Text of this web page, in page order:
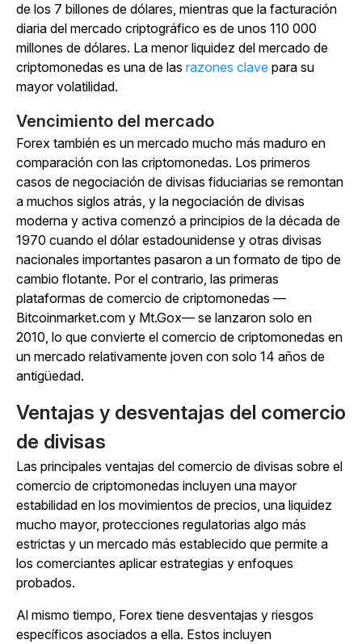
de los 7 billones de dólares, mientras que la facturación
diaria del mercado criptográfico es de unos 110 000
millones de dólares. La menor liquidez del mercado de
criptomonedas es una de las razones clave para su
mayor volatilidad.
Vencimiento del mercado
Forex también es un mercado mucho más maduro en
comparación con las criptomonedas. Los primeros
casos de negociación de divisas fiduciarias se remontan
a muchos siglos atrás, y la negociación de divisas
moderna y activa comenzó a principios de la década de
1970 cuando el dólar estadounidense y otras divisas
nacionales importantes pasaron a un formato de tipo de
cambio flotante. Por el contrario, las primeras
plataformas de comercio de criptomonedas —
Bitcoinmarket.com y Mt.Gox— se lanzaron solo en
2010, lo que convierte el comercio de criptomonedas en
un mercado relativamente joven con solo 14 años de
antigüedad.
Ventajas y desventajas del comercio
de divisas
Las principales ventajas del comercio de divisas sobre el
comercio de criptomonedas incluyen una mayor
estabilidad en los movimientos de precios, una liquidez
mucho mayor, protecciones regulatorias algo más
estrictas y un mercado más establecido que permite a
los comerciantes aplicar estrategias y enfoques
probados.
Al mismo tiempo, Forex tiene desventajas y riesgos
específicos asociados a ella. Estos incluyen